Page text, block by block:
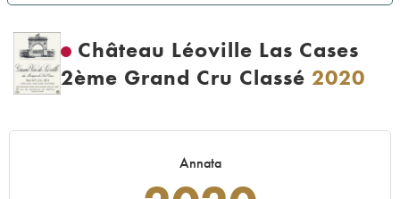
Château Léoville Las Cases
2ème Grand Cru Classé 2020
Annata